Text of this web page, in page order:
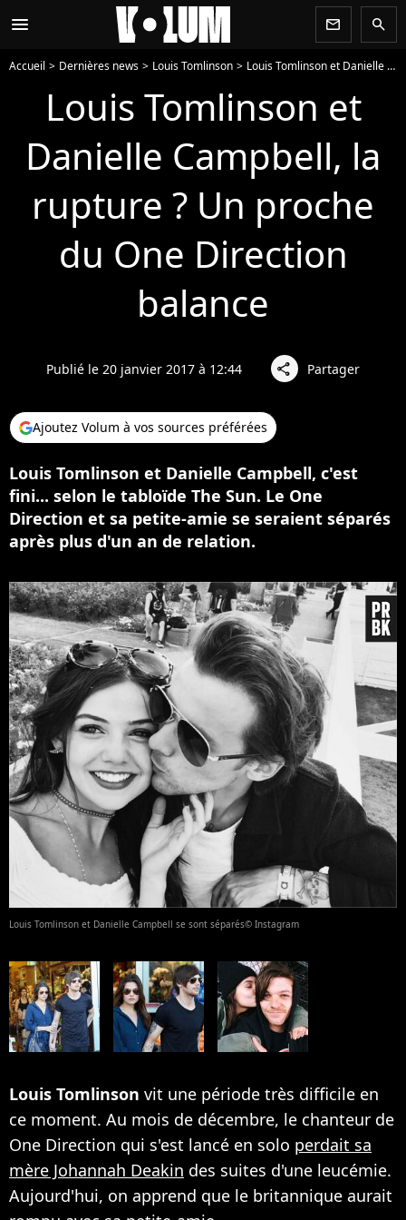
menu newsletter search
Accueil Dernières news Louis Tomlinson Louis Tomlinson et Danielle Campbell, la rupture ? Un proche du One Direction balance
Louis Tomlinson et
Danielle Campbell, la
rupture ? Un proche
du One Direction
balance
Publié le 20 janvier 2017 à 12:44 share Partager
Ajoutez Volum à vos sources préférées
Louis Tomlinson et Danielle Campbell, c'est
fini... selon le tabloïde The Sun. Le One
Direction et sa petite-amie se seraient séparés
après plus d'un an de relation.
Louis Tomlinson et Danielle Campbell se sont séparés© Instagram
Louis Tomlinson vit une période très difficile en
ce moment. Au mois de décembre, le chanteur de
One Direction qui s'est lancé en solo perdait sa
mère Johannah Deakin des suites d'une leucémie.
Aujourd'hui, on apprend que le britannique aurait